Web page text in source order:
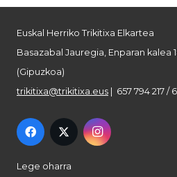
Euskal Herriko Trikitixa Elkartea
Basazabal Jauregia, Enparan kalea
(Gipuzkoa)
trikitixa@trikitixa.eus | 657 794 217
Lege oharra